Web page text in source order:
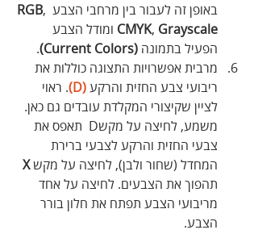
באופן זה לעבור בין מרחבי הצבע RGB,
CMYK, Grayscale
ומודל הצבע
הפעיל בתמונה (Current Colors)
.
מרבית אפשרויות התצוגה כוללות את
ריבועי צבע החזית והרקע (D)
. ראוי
לציין שקיצורי המקלדת עובדים גם כאן.
משמע, לחיצה על מקשD  תאפס את
צבעי החזית והרקע לצבעי ברירת
המחדל (שחור ולבן), לחיצה על מקש X
תהפוך את הצבעים. לחיצה על אחד
מריבועי הצבע תפתח את חלון בורר
הצבע.